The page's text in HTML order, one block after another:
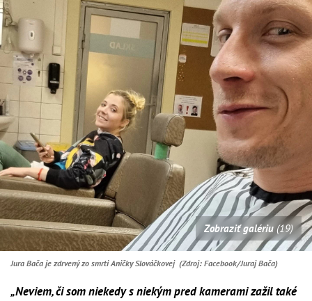
Zobraziť galériu (19)
Jura Bača je zdrvený zo smrti Aničky Slováčkovej (Zdroj: Facebook/Juraj Bača)
„Neviem, či som niekedy s niekým pred kamerami zažil také